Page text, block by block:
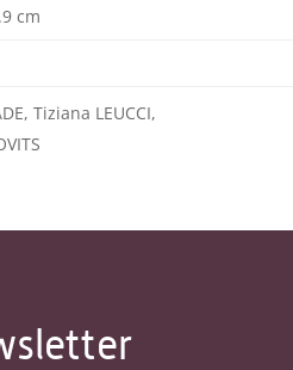
cm
Tiziana LEUCCI,